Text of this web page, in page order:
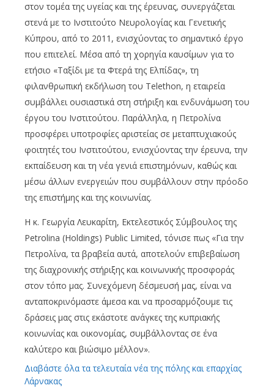
στον τομέα της υγείας και της έρευνας, συνεργάζεται
στενά με το Ινστιτούτο Νευρολογίας και Γενετικής
Κύπρου, από το 2011, ενισχύοντας το σημαντικό έργο
που επιτελεί. Μέσα από τη χορηγία καυσίμων για το
ετήσιο «Ταξίδι με τα Φτερά της Ελπίδας», τη
φιλανθρωπική εκδήλωση του Telethon, η εταιρεία
συμβάλλει ουσιαστικά στη στήριξη και ενδυνάμωση του
έργου του Ινστιτούτου. Παράλληλα, η Πετρολίνα
προσφέρει υποτροφίες αριστείας σε μεταπτυχιακούς
φοιτητές του Ινστιτούτου, ενισχύοντας την έρευνα, την
εκπαίδευση και τη νέα γενιά επιστημόνων, καθώς και
μέσω άλλων ενεργειών που συμβάλλουν στην πρόοδο
της επιστήμης και της κοινωνίας.
Η κ. Γεωργία Λευκαρίτη, Εκτελεστικός Σύμβουλος της
Petrolina (Holdings) Public Limited, τόνισε πως «Για την
Πετρολίνα, τα βραβεία αυτά, αποτελούν επιβεβαίωση
της διαχρονικής στήριξης και κοινωνικής προσφοράς
στον τόπο μας. Συνεχόμενη δέσμευσή μας, είναι να
ανταποκρινόμαστε άμεσα και να προσαρμόζουμε τις
δράσεις μας στις εκάστοτε ανάγκες της κυπριακής
κοινωνίας και οικονομίας, συμβάλλοντας σε ένα
καλύτερο και βιώσιμο μέλλον».
Διαβάστε όλα τα τελευταία νέα της πόλης και επαρχίας
Λάρνακας